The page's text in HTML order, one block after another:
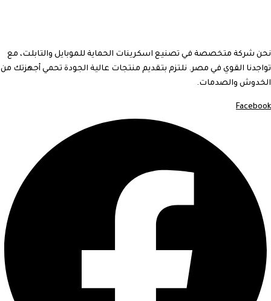
نحن شركة متخصصة في تصنيع اسكرينات الحماية للموبايل والتابلت، مع
تواجدنا القوي في مصر. نلتزم بتقديم منتجات عالية الجودة تحمي أجهزتك من
الخدوش والصدمات.
Facebook